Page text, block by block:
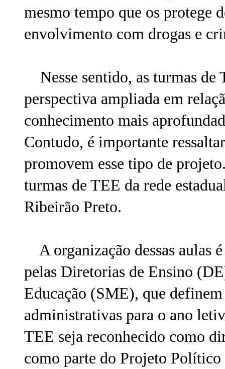
mesmo tempo que os protege
envolvimento com drogas e
Nesse sentido, as turmas de
perspectiva ampliada em
conhecimento mais
Contudo, é importante
promovem esse tipo de
turmas de TEE da rede
Ribeirão Preto.
A organização dessas aulas
pelas Diretorias de Ensino
Educação (SME), que
administrativas para o ano
TEE seja reconhecido como
como parte do Projeto Político